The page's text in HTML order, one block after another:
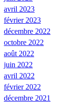
avril 2023
février 2023
décembre 2022
octobre 2022
août 2022
juin 2022
avril 2022
février 2022
décembre 2021